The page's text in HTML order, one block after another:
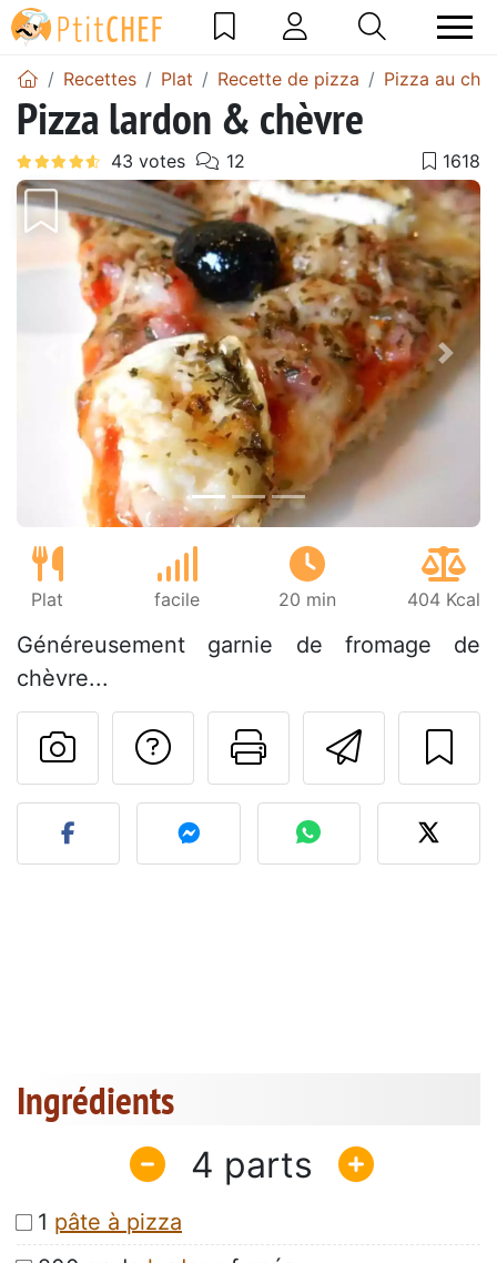
Recettes Plat Recette de pizza Pizza au
Pizza lardon & chèvre
Précédent
Plat facile 20 min 404 Kcal
Généreusement garnie de fromage de
chèvre...
Imprimer
Poser une
Publier votre photo de
Ingrédients
4
1 pâte à pizza